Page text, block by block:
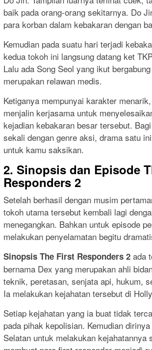
baik pada orang-orang sekitarnya. Do
para korban dalam kebakaran dengan
Kemudian pada suatu hari terjadi
kedua tokoh ini langsung datang ket
Lalu ada Song Seol yang ikut
merupakan relawan medis.
Ketiganya mempunyai karakter
menjalin kerjasama untuk
kejadian kebakaran besar tersebut.
sekali dengan genre aksi, drama satu
untuk kamu saksikan.
2. Sinopsis dan Episode
Responders 2
Setelah berhasil dengan musim
tokoh utama tersebut kembali lagi
menegangkan. Bahkan untuk episode
melakukan penyelamatan begitu
Sinopsis The First Responders 2 ada
bernama Dex yang merupakan ahli
teknik, peretasan, senjata api, hukum,
Ia melakukan kejahatan tersebut di
Setiap kejahatan yang ia buat tidak
pada pihak kepolisian. Kemudian
Selatan untuk melakukan kejahatannya